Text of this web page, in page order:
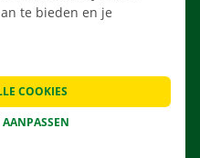
ONS
VRAGEN
te bieden en je
COOKIES